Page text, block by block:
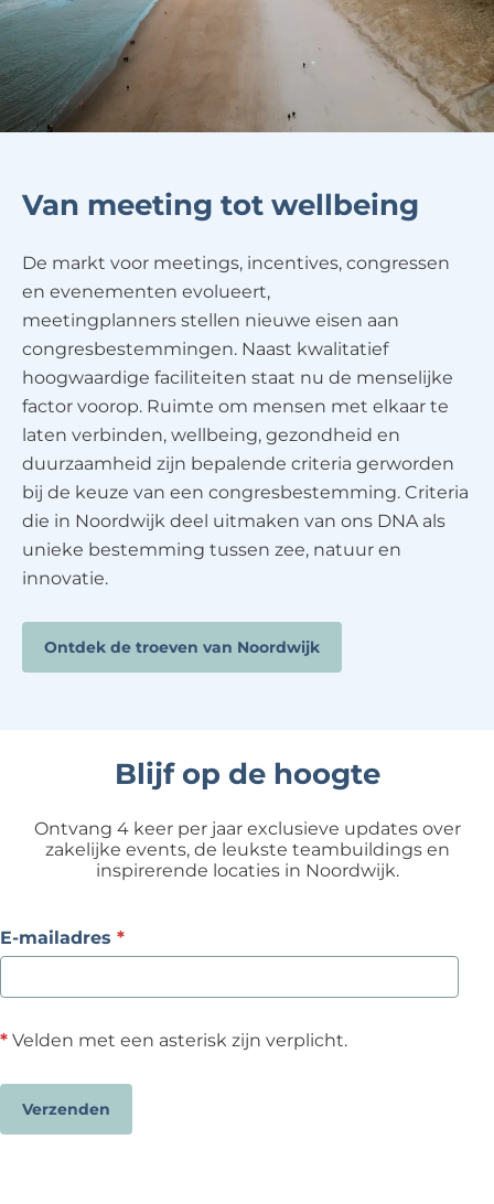
Van meeting tot wellbeing
De markt voor meetings, incentives, congressen
en evenementen evolueert,
meetingplanners stellen nieuwe eisen aan
congresbestemmingen. Naast kwalitatief
hoogwaardige faciliteiten staat nu de menselijke
factor voorop. Ruimte om mensen met elkaar te
laten verbinden, wellbeing, gezondheid en
duurzaamheid zijn bepalende criteria gerworden
bij de keuze van een congresbestemming. Criteria
die in Noordwijk deel uitmaken van ons DNA als
unieke bestemming tussen zee, natuur en
innovatie.
Ontdek de troeven van Noordwijk
Blijf op de hoogte
Ontvang 4 keer per jaar exclusieve updates over
zakelijke events, de leukste teambuildings en
inspirerende locaties in Noordwijk.
E-mailadres *v
r
l
i
h
* Velden met een asterisk zijn verplicht.
Verzenden